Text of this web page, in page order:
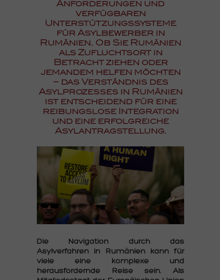
Anforderungen und
verfügbaren
Unterstützungssysteme
für Asylbewerber in
Rumänien. Ob Sie Rumänien
als Zufluchtsort in
Betracht ziehen oder
jemandem helfen möchten
– das Verständnis des
Asylprozesses in Rumänien
ist entscheidend für eine
reibungslose Integration
und eine erfolgreiche
Asylantragstellung.
Die Navigation durch das
Asylverfahren in Rumänien kann für
viele eine komplexe und
herausfordernde Reise sein. Als